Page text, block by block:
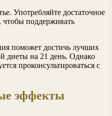
Употребляйте достаточное
чтобы поддерживать
поможет достичь лучших
диеты на 21 день. Однако
проконсультироваться с
эффекты